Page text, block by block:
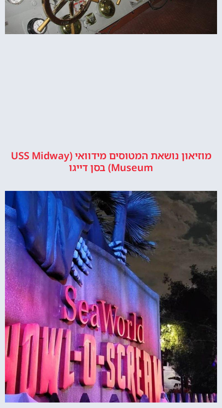
מוזיאון נושאת המטוסים מידוואי (USS Midway
Museum) בסן דייגו